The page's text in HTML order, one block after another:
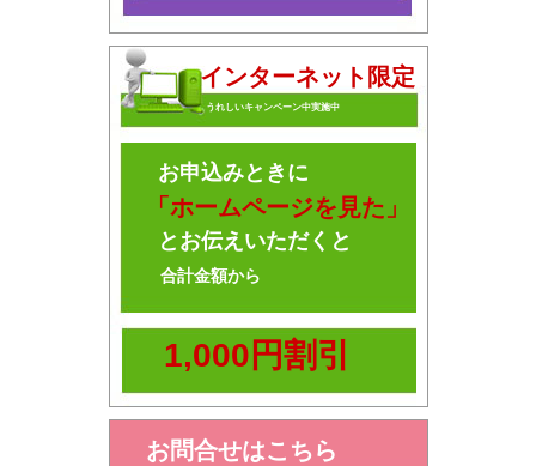
インターネット限定
うれしいキャンペーン中実施中
お申込みときに
「ホームページを見た」
とお伝えいただくと
合計金額から
1,000円割引
お問合せはこちら